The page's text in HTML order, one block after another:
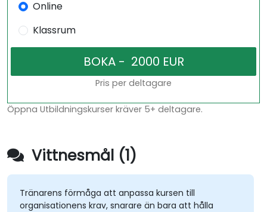
Online
Klassrum
Pris per deltagare
Öppna Utbildningskurser kräver 5+ deltagare.
Vittnesmål (1)
Tränarens förmåga att anpassa kursen till
organisationens krav, snarare än bara att hålla